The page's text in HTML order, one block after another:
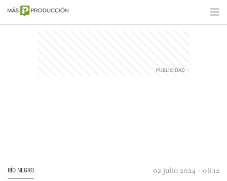
RÍO NEGRO 02 julio 2024 - 06:12